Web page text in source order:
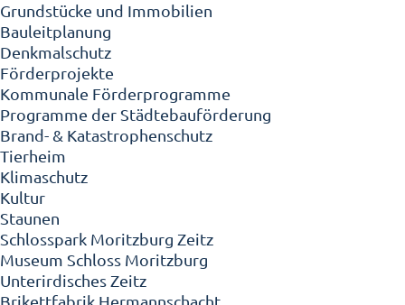
Grundstücke und Immobilien
Bauleitplanung
Denkmalschutz
Förderprojekte
Kommunale Förderprogramme
Programme der Städtebauförderung
Brand- & Katastrophenschutz
Tierheim
Klimaschutz
Kultur
Staunen
Schlosspark Moritzburg Zeitz
Museum Schloss Moritzburg
Unterirdisches Zeitz
Brikettfabrik Hermannschacht